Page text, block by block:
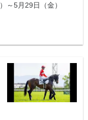
～5月29日（金）